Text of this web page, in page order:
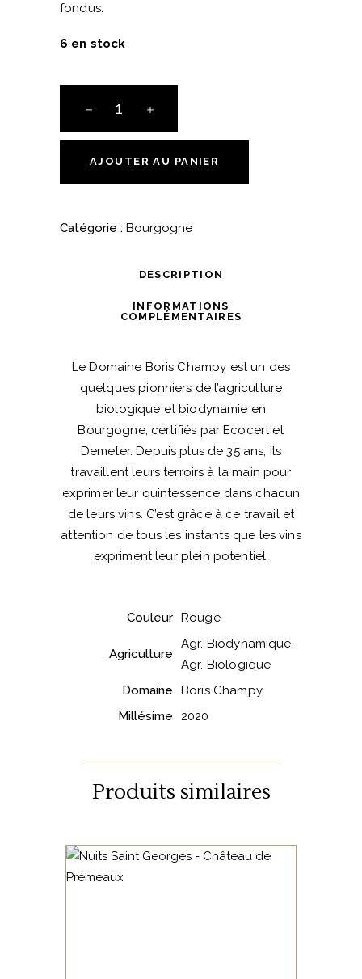
fondus.
6 en stock
Bourguignons,
Gamay
Champy
AJOUTER AU PANIER
Catégorie : Bourgogne
DESCRIPTION
INFORMATIONS
COMPLÉMENTAIRES
Le Domaine Boris Champy est un des
quelques pionniers de l’agriculture
biologique et biodynamie en
Bourgogne, certifiés par Ecocert et
Demeter. Depuis plus de 35 ans, ils
travaillent leurs terroirs à la main pour
exprimer leur quintessence dans chacun
de leurs vins. C’est grâce à ce travail et
attention de tous les instants que les vins
expriment leur plein potentiel.
Couleur Rouge
Agriculture
Agr. Biodynamique,
Agr. Biologique
Domaine
Boris Champy
Millésime
2020
Produits similaires